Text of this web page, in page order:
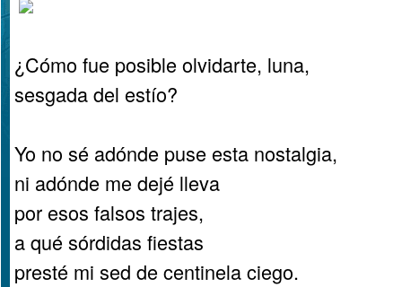
¿Cómo fue posible olvidarte, luna,
sesgada del estío?
Yo no sé adónde puse esta nostalgia,
ni adónde me dejé lleva
por esos falsos trajes,
a qué sórdidas fiestas
presté mi sed de centinela ciego.